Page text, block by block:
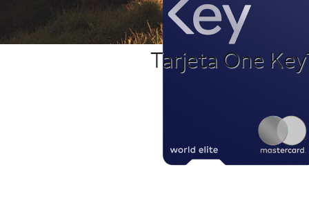
Tarjeta One Key